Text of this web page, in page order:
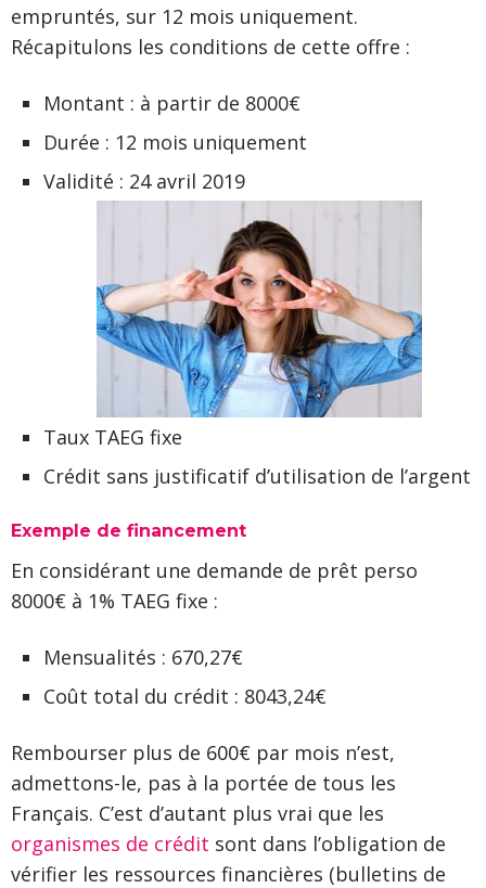
empruntés, sur 12 mois uniquement.
Récapitulons les conditions de cette offre :
Montant : à partir de 8000€
Durée : 12 mois uniquement
Validité : 24 avril 2019
Taux TAEG fixe
Crédit sans justificatif d’utilisation de l’argent
Exemple de financement
En considérant une demande de prêt perso
8000€ à 1% TAEG fixe :
Mensualités : 670,27€
Coût total du crédit : 8043,24€
Rembourser plus de 600€ par mois n’est,
admettons-le, pas à la portée de tous les
Français. C’est d’autant plus vrai que les
organismes de crédit sont dans l’obligation de
vérifier les ressources financières (bulletins de